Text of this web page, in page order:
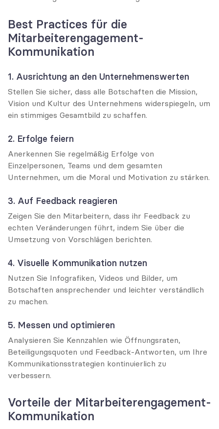
Best Practices für die
Mitarbeiterengagement-
Kommunikation
1. Ausrichtung an den Unternehmenswerten
Stellen Sie sicher, dass alle Botschaften die Mission,
Vision und Kultur des Unternehmens widerspiegeln, um
ein stimmiges Gesamtbild zu schaffen.
2. Erfolge feiern
Anerkennen Sie regelmäßig Erfolge von
Einzelpersonen, Teams und dem gesamten
Unternehmen, um die Moral und Motivation zu stärken.
3. Auf Feedback reagieren
Zeigen Sie den Mitarbeitern, dass ihr Feedback zu
echten Veränderungen führt, indem Sie über die
Umsetzung von Vorschlägen berichten.
4. Visuelle Kommunikation nutzen
Nutzen Sie Infografiken, Videos und Bilder, um
Botschaften ansprechender und leichter verständlich
zu machen.
5. Messen und optimieren
Analysieren Sie Kennzahlen wie Öffnungsraten,
Beteiligungsquoten und Feedback-Antworten, um Ihre
Kommunikationsstrategien kontinuierlich zu
verbessern.
Vorteile der Mitarbeiterengagement-
Kommunikation